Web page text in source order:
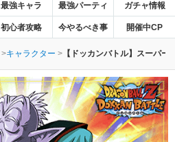
最強キャラ 最強パーティ ガチャ情報
初心者攻略 今やるべき事 開催中CP
キャラクター 【ドッカンバトル】スーパ